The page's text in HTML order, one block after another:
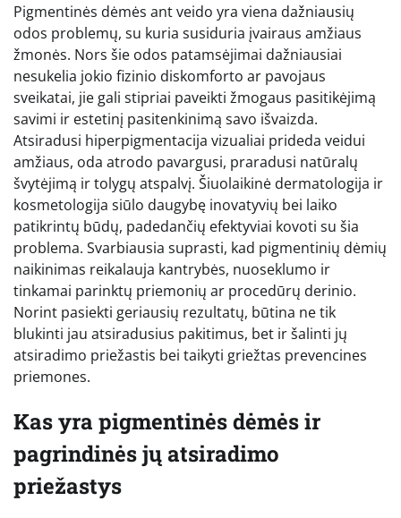
Pigmentinės dėmės ant veido yra viena dažniausių
odos problemų, su kuria susiduria įvairaus amžiaus
žmonės. Nors šie odos patamsėjimai dažniausiai
nesukelia jokio fizinio diskomforto ar pavojaus
sveikatai, jie gali stipriai paveikti žmogaus pasitikėjimą
savimi ir estetinį pasitenkinimą savo išvaizda.
Atsiradusi hiperpigmentacija vizualiai prideda veidui
amžiaus, oda atrodo pavargusi, praradusi natūralų
švytėjimą ir tolygų atspalvį. Šiuolaikinė dermatologija ir
kosmetologija siūlo daugybę inovatyvių bei laiko
patikrintų būdų, padedančių efektyviai kovoti su šia
problema. Svarbiausia suprasti, kad pigmentinių dėmių
naikinimas reikalauja kantrybės, nuoseklumo ir
tinkamai parinktų priemonių ar procedūrų derinio.
Norint pasiekti geriausių rezultatų, būtina ne tik
blukinti jau atsiradusius pakitimus, bet ir šalinti jų
atsiradimo priežastis bei taikyti griežtas prevencines
priemones.
Kas yra pigmentinės dėmės ir
pagrindinės jų atsiradimo
priežastys